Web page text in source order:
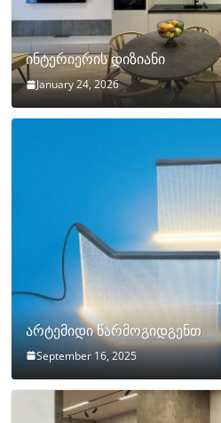
ინტერიერის დიზიანი
January 24, 2026
არტემიდი წარმოგიდგენთ
September 16, 2025